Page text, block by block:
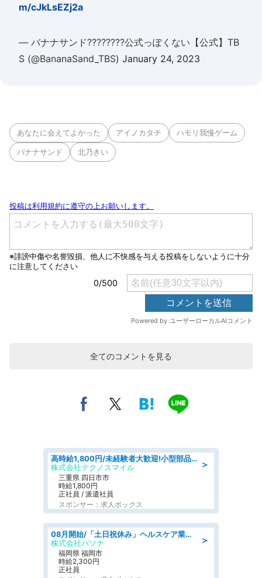
m/cJkLsEZj2a
— バナナサンド????????公式っぽくない【公式】TB
S (@BananaSand_TBS) January 24, 2023
あなたに会えてよかった アイノカタチ ハモリ我慢ゲーム
バナナサンド 北乃きい
全てのコメントを見る
＞
高時給1,800円/未経験者大歓迎!小型部品の加工業務 denso aichi
株式会社テクノスマイル
三重県 四日市市
時給1,800円
正社員 / 派遣社員
スポンサー：求人ボックス
＞
08月開始/「土日祝休み」ヘルスケア業界の産業保健師/高時給/未経験OK/要資格:保健師、正看護師
株式会社パソナ
福岡県 福岡市
時給2,300円
正社員